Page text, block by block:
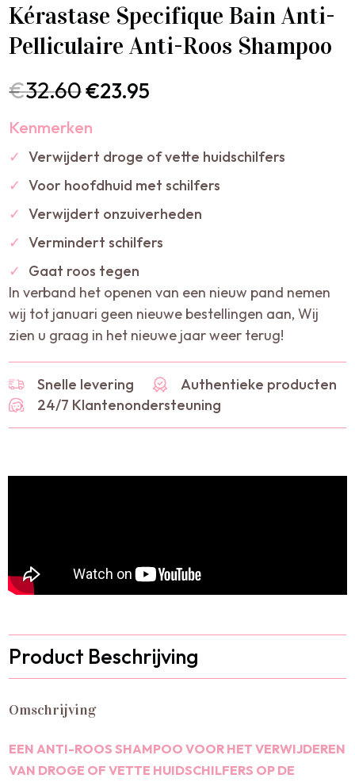
Kérastase Specifique Bain Anti-
Pelliculaire Anti-Roos Shampoo
€32.60€23.95
Kenmerken
✓ Verwijdert droge of vette huidschilfers
✓ Voor hoofdhuid met schilfers
✓ Verwijdert onzuiverheden
✓ Vermindert schilfers
✓
Gaat roos tegen
In verband het openen van een nieuw pand nemen
wij tot januari geen nieuwe bestellingen aan, Wij
zien u graag in het nieuwe jaar weer terug!
Snelle levering
Authentieke producten
24/7 Klantenondersteuning
Product Beschrijving
Omschrijving
EEN ANTI-ROOS SHAMPOO VOOR HET VERWIJDEREN
VAN DROGE OF VETTE HUIDSCHILFERS OP DE